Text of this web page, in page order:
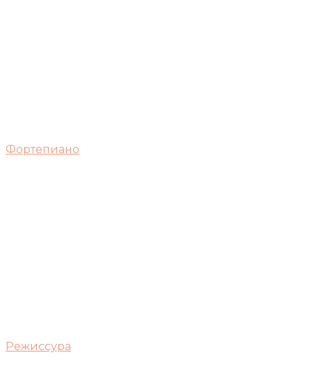
Фортепиано
Режиссура